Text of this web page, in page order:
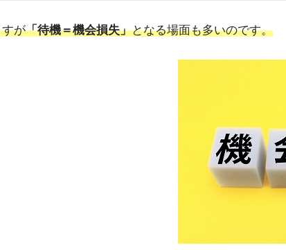
が「待機＝機会損失」となる場面も多いのです。